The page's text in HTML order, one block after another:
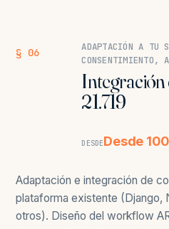
§ 06
ADAPTACIÓN A TU
CONSENTIMIENTO,
Integración
21.719
DESDEDesde
Adaptación e integración de
plataforma existente (Django,
otros). Diseño del workflow